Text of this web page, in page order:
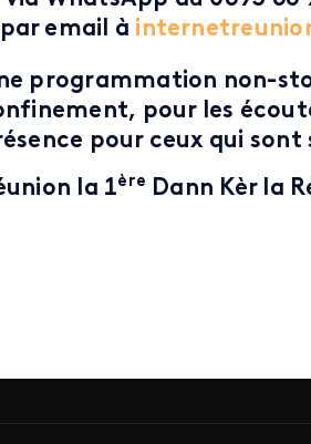
par email à
programmation non-
pour les
pour ceux qui sont
la 1ère Dann Kèr la